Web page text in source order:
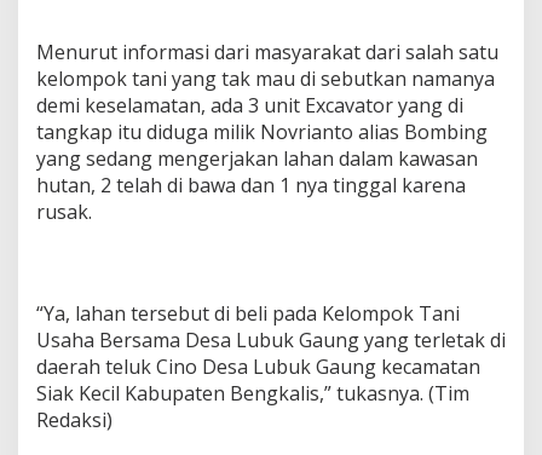
Menurut informasi dari masyarakat dari salah satu
kelompok tani yang tak mau di sebutkan namanya
demi keselamatan, ada 3 unit Excavator yang di
tangkap itu diduga milik Novrianto alias Bombing
yang sedang mengerjakan lahan dalam kawasan
hutan, 2 telah di bawa dan 1 nya tinggal karena
rusak.
“Ya, lahan tersebut di beli pada Kelompok Tani
Usaha Bersama Desa Lubuk Gaung yang terletak di
daerah teluk Cino Desa Lubuk Gaung kecamatan
Siak Kecil Kabupaten Bengkalis,” tukasnya. (Tim
Redaksi)